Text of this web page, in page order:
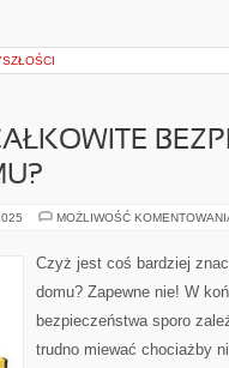
MOŻLIWOŚĆ
Czyż jest coś bardziej
domu? Zapewne nie! W
bezpieczeństwa sporo
trudno miewać chociażby